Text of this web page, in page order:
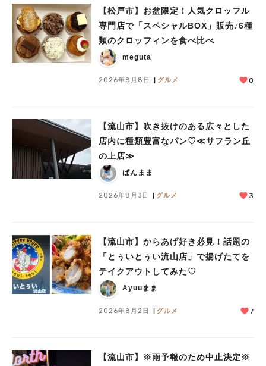
【松戸市】お盆限定！人気クロッフル
専門店で「スペシャルBOX」販売♪6種
類のクロッフィンを食べ比べ
meguta
2026年8月8日 グルメ 0
【流山市】吹き抜けのある広々とした
店内に種類豊富なパン♡≪サフラン丘
の上店≫
ぱんまま
2026年8月3日 グルメ 3
【流山市】からあげ好き必見！話題の
「とぅいとぅい流山店」で揚げたてを
テイクアウトしてみた♡
Ayuuまま
2026年8月2日 グルメ 7
【流山市】※雨予報のため中止決定※